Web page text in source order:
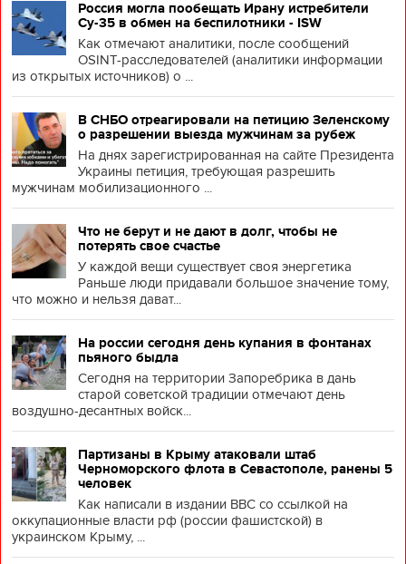
Россия могла пообещать Ирану истребители
Су-35 в обмен на беспилотники - ISW
Как отмечают аналитики, после сообщений
OSINT-расследователей (аналитики информации
из открытых источников) о ...
В СНБО отреагировали на петицию Зеленскому
о разрешении выезда мужчинам за рубеж
На днях зарегистрированная на сайте Президента
Украины петиция, требующая разрешить
мужчинам мобилизационного ...
Что не берут и не дают в долг, чтобы не
потерять свое счастье
У каждой вещи существует своя энергетика
Раньше люди придавали большое значение тому,
что можно и нельзя дават...
На россии сегодня день купания в фонтанах
пьяного быдла
Сегодня на территории Запоребрика в дань
старой советской традиции отмечают день
воздушно-десантных войск...
Партизаны в Крыму атаковали штаб
Черноморского флота в Севастополе, ранены 5
человек
Как написали в издании BBC со ссылкой на
оккупационные власти рф (россии фашистской) в
украинском Крыму, ...